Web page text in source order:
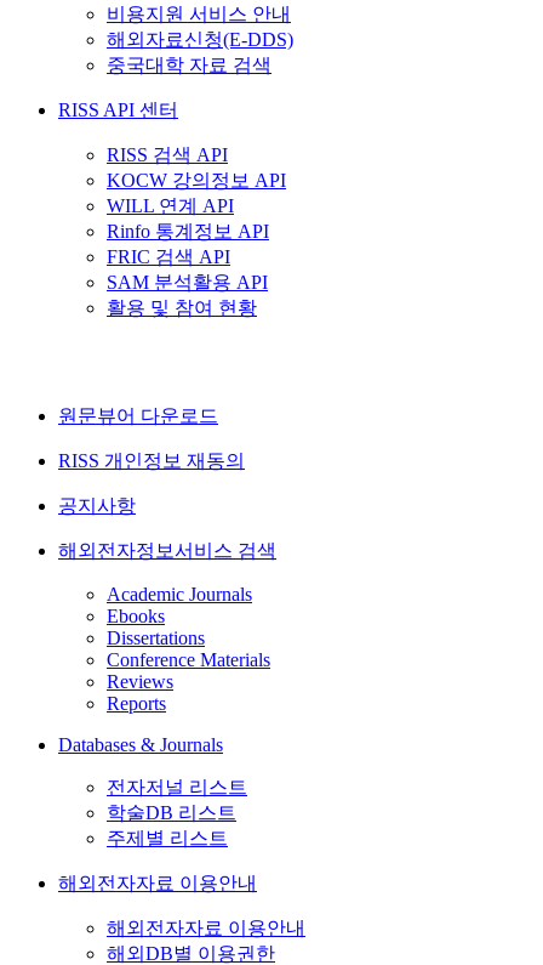
비용지원 서비스 안내
해외자료신청(E-DDS)
중국대학 자료 검색
RISS API 센터
RISS 검색 API
KOCW 강의정보 API
WILL 연계 API
Rinfo 통계정보 API
FRIC 검색 API
SAM 분석활용 API
활용 및 참여 현황
원문뷰어 다운로드
RISS 개인정보 재동의
공지사항
해외전자정보서비스 검색
Academic Journals
Ebooks
Dissertations
Conference Materials
Reviews
Reports
Databases & Journals
전자저널 리스트
학술DB 리스트
주제별 리스트
해외전자자료 이용안내
해외전자자료 이용안내
해외DB별 이용권한